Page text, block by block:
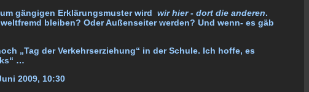
gängigen Erklärungsmuster wird wir hier- dort die anderen.
bleiben? Oder Außenseiter werden? Und wenn- es gäb
„Tag der Verkehrserziehung“ in der Schule. Ich hoffe, es
…
2009, 10:30